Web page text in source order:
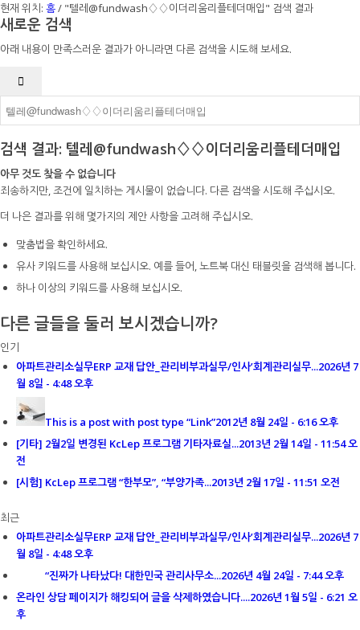
현재 위치: 홈/ "텔레@fundwash♢♢이더리움리플테더매입" 검색 결과
새로운 검색
아래 내용이 만족스러운 결과가 아니라면 다른 검색을 시도해 보세요.
검색 결과: 텔레@fundwash♢♢이더리움리플테더매입
아무 것도 찾을 수 없습니다
죄송하지만, 조건에 일치하는 게시물이 없습니다. 다른 검색을 시도해 주십시오.
더 나은 결과를 위해 몇가지의 제안 사항을 고려해 주십시오.
맞춤법을 확인하세요.
유사 키워드를 사용해 보십시오. 예를 들어, 노트북 대신 태블릿을 검색해 봅니다.
하나 이상의 키워드를 사용해 보십시오.
다른 글들을 둘러 보시겠습니까?
인기
아파트관리소실무ERP 교재 답안_관리비부과실무/인사’회계관리실무...2026년 7
월 8일 - 4:48 오후
This is a post with post type “Link”2012년 8월 24일 - 6:16 오후
[기타] 2월2일 변경된 KcLep 프로그램 기타자료실...2013년 2월 14일 - 11:54 오
전
[시험] KcLep 프로그램 “한부모”, “부양가족...2013년 2월 17일 - 11:51 오전
최근
아파트관리소실무ERP 교재 답안_관리비부과실무/인사’회계관리실무...2026년 7
월 8일 - 4:48 오후
“진짜가 나타났다! 대한민국 관리사무소...2026년 4월 24일 - 7:44 오후
온라인 상담 페이지가 해킹되어 글을 삭제하였습니다....2026년 1월 5일 - 6:21 오
후